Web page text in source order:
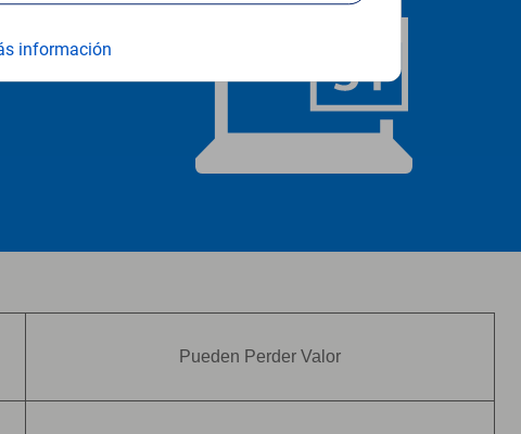
información
Pueden Perder Valor